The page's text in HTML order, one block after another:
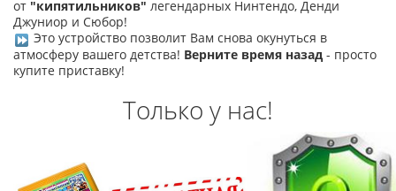
от "кипятильников" легендарных Нинтендо, Денди
Джуниор и Сюбор!
Это устройство позволит Вам снова окунуться в
атмосферу вашего детства! Верните время назад - просто
купите приставку!
Только у нас!